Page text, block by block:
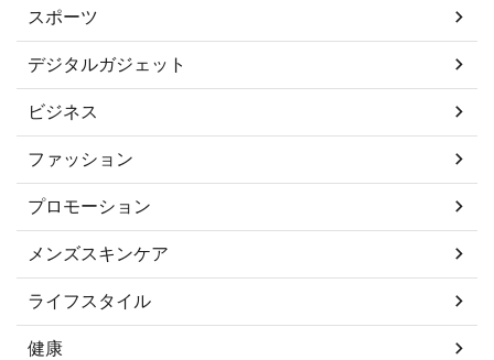
スポーツ
デジタルガジェット
ビジネス
ファッション
プロモーション
メンズスキンケア
ライフスタイル
健康